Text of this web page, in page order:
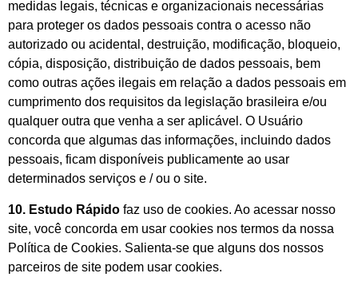
medidas legais, técnicas e organizacionais necessárias
para proteger os dados pessoais contra o acesso não
autorizado ou acidental, destruição, modificação, bloqueio,
cópia, disposição, distribuição de dados pessoais, bem
como outras ações ilegais em relação a dados pessoais em
cumprimento dos requisitos da legislação brasileira e/ou
qualquer outra que venha a ser aplicável. O Usuário
concorda que algumas das informações, incluindo dados
pessoais, ficam disponíveis publicamente ao usar
determinados serviços e / ou o site.
10. Estudo Rápido faz uso de cookies. Ao acessar nosso
site, você concorda em usar cookies nos termos da nossa
Política de Cookies. Salienta-se que alguns dos nossos
parceiros de site podem usar cookies.